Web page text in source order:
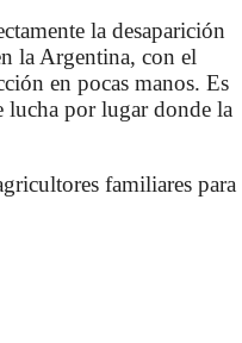
la desaparición
la Argentina, con el
en pocas manos. Es
lucha por lugar donde la
familiares para